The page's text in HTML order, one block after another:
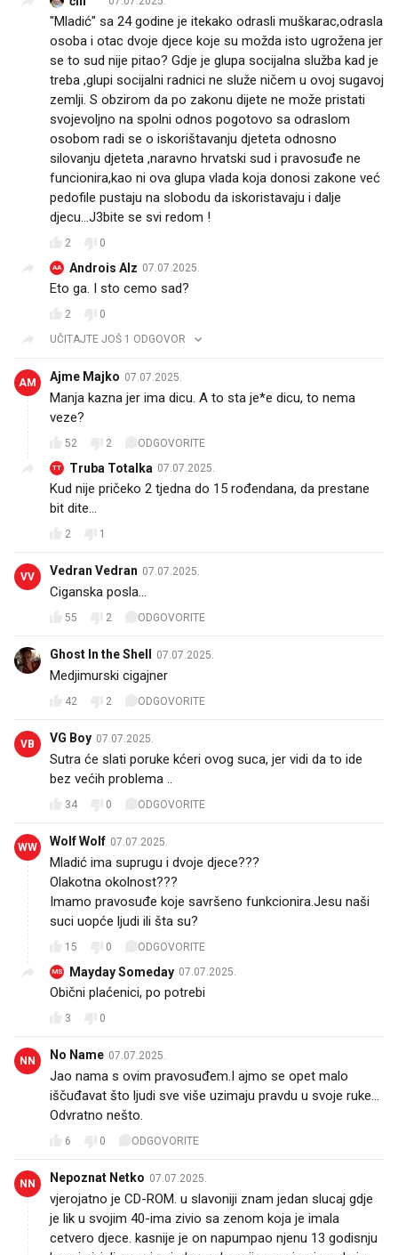
"Mladić" sa 24 godine je itekako odrasli muškarac,odrasla
osoba i otac dvoje djece koje su možda isto ugrožena jer
se to sud nije pitao? Gdje je glupa socijalna služba kad je
treba ,glupi socijalni radnici ne služe ničem u ovoj sugavoj
zemlji. S obzirom da po zakonu dijete ne može pristati
svojevoljno na spolni odnos pogotovo sa odraslom
osobom radi se o iskorištavanju djeteta odnosno
silovanju djeteta ,naravno hrvatski sud i pravosuđe ne
funcionira,kao ni ova glupa vlada koja donosi zakone već
pedofile pustaju na slobodu da iskoristavaju i dalje
djecu...J3bite se svi redom !
2 0
AA Androis Alz 07.07.2025.
Eto ga. I sto cemo sad?
2
0
UČITAJTE JOŠ 1 ODGOVOR
AM Ajme Majko 07.07.2025.
Manja kazna jer ima dicu. A to sta je*e dicu, to nema
veze?
52 2 ODGOVORITE
TT Truba Totalka 07.07.2025.
Kud nije pričeko 2 tjedna do 15 rođendana, da prestane
bit dite...
2 1
VV Vedran Vedran 07.07.2025.
Ciganska posla…
55 2 ODGOVORITE
Ghost In the Shell 07.07.2025.
Medjimurski cigajner
42 2 ODGOVORITE
VB VG Boy 07.07.2025.
Sutra će slati poruke kćeri ovog suca, jer vidi da to ide
bez većih problema ..
34 0 ODGOVORITE
WW Wolf Wolf 07.07.2025.
Mladić ima suprugu i dvoje djece???
Olakotna okolnost???
Imamo pravosuđe koje savršeno funkcionira.Jesu naši
suci uopće ljudi ili šta su?
15 0 ODGOVORITE
MS Mayday Someday 07.07.2025.
Obični plaćenici, po potrebi
3 0
NN No Name 07.07.2025.
Jao nama s ovim pravosuđem.I ajmo se opet malo
iščuđavat što ljudi sve više uzimaju pravdu u svoje ruke...
Odvratno nešto.
6 0 ODGOVORITE
NN Nepoznat Netko 07.07.2025.
vjerojatno je CD-ROM. u slavoniji znam jedan slucaj gdje
je lik u svojim 40-ima zivio sa zenom koja je imala
cetvero djece. kasnije je on napumpao njenu 13 godisnju